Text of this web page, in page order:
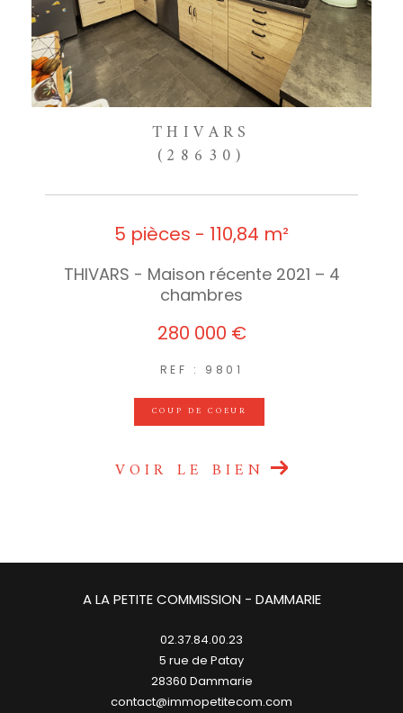
THIVARS
(28630)
5 pièces - 110,84 m²
THIVARS - Maison récente 2021 – 4
chambres
280 000 €
REF : 9801
COUP DE COEUR
VOIR LE BIEN
A LA PETITE COMMISSION - DAMMARIE
02.37.84.00.23
5 rue de Patay
28360
dammarie
contact@immopetitecom.com